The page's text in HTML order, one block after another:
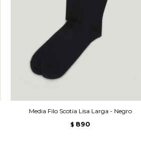
Media Filo Scotia Lisa Larga - Negro
$ 890